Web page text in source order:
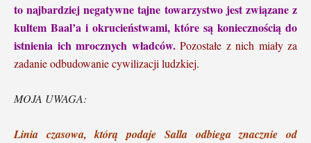
to najbardziej negatywne tajne towarzystwo jest związane z
kultem Baal’a i okrucieństwami, które są koniecznością do
istnienia ich mrocznych władców. Pozostałe z nich miały za
zadanie odbudowanie cywilizacji ludzkiej.
MOJA UWAGA:
Linia czasowa, którą podaje Salla odbiega znacznie od